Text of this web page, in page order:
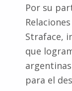
Por su
Straface,
que
para el